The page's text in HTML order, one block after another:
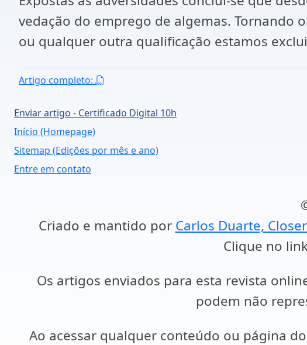
vedação do emprego de algemas. Tornando
ou qualquer outra qualificação estamos
Artigo completo:
Enviar artigo - Certificado Digital 10h
Início (Homepage)
Sitemap (Edições por mês e ano)
Entre em contato
Criado e mantido por Carlos Duarte,
Clique no
Os artigos enviados para esta revista
podem não
Ao acessar qualquer conteúdo ou página